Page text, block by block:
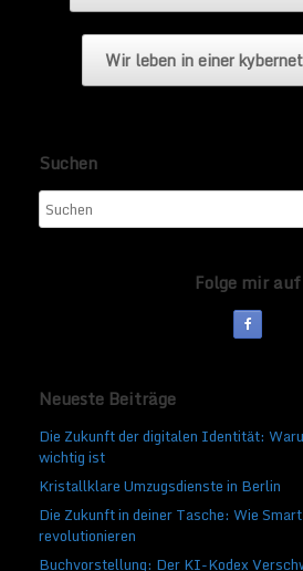
Wir leben in einer
Suchen
Folge mir auf
Neueste Beiträge
Die Zukunft der digitalen Identität:
wichtig ist
Kristallklare Umzugsdienste in Berlin
Die Zukunft in deiner Tasche: Wie
revolutionieren
Buchvorstellung: Der KI-Kodex